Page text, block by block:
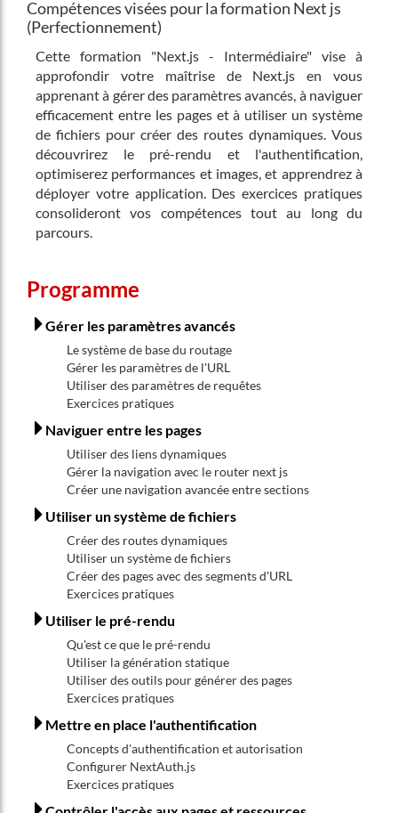
Compétences visées pour la formation Next js
(Perfectionnement)
Cette formation "Next.js - Intermédiaire" vise à
approfondir votre maîtrise de Next.js en vous
apprenant à gérer des paramètres avancés, à naviguer
efficacement entre les pages et à utiliser un système
de fichiers pour créer des routes dynamiques. Vous
découvrirez le pré-rendu et l'authentification,
optimiserez performances et images, et apprendrez à
déployer votre application. Des exercices pratiques
consolideront vos compétences tout au long du
parcours.
Programme
Gérer les paramètres avancés
Le système de base du routage
Gérer les paramètres de l'URL
Utiliser des paramètres de requêtes
Exercices pratiques
Naviguer entre les pages
Utiliser des liens dynamiques
Gérer la navigation avec le router next js
Créer une navigation avancée entre sections
Utiliser un système de fichiers
Créer des routes dynamiques
Utiliser un système de fichiers
Créer des pages avec des segments d'URL
Exercices pratiques
Utiliser le pré-rendu
Qu'est ce que le pré-rendu
Utiliser la génération statique
Utiliser des outils pour générer des pages
Exercices pratiques
Mettre en place l'authentification
Concepts d'authentification et autorisation
Configurer NextAuth.js
Exercices pratiques